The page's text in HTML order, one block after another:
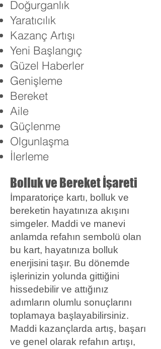
Doğurganlık
Yaratıcılık
Kazanç Artışı
Yeni Başlangıç
Güzel Haberler
Genişleme
Bereket
Aile
Güçlenme
Olgunlaşma
İlerleme
Bolluk ve Bereket İşareti
İmparatoriçe kartı, bolluk ve
bereketin hayatınıza akışını
simgeler. Maddi ve manevi
anlamda refahın sembolü olan
bu kart, hayatınıza bolluk
enerjisini taşır. Bu dönemde
işlerinizin yolunda gittiğini
hissedebilir ve attığınız
adımların olumlu sonuçlarını
toplamaya başlayabilirsiniz.
Maddi kazançlarda artış, başarı
ve genel olarak refahın artışı,